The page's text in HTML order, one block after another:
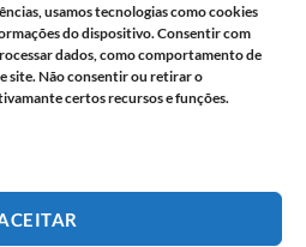
usamos tecnologias como cookies
do dispositivo. Consentir com
dados, como comportamento de
site. Não consentir ou retirar o
certos recursos e funções.
vinil
viaturas